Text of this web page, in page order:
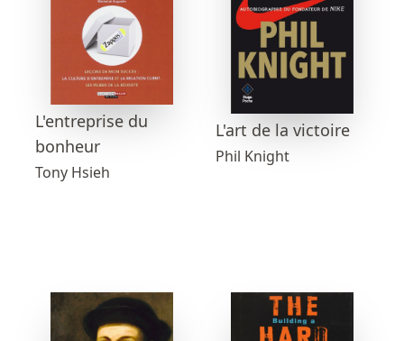
L'entreprise du
bonheur
Tony Hsieh
L'art de la victoire
Phil Knight